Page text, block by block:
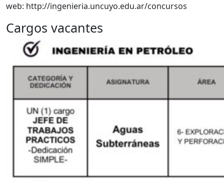
web: http://ingenieria.uncuyo.edu.ar/concursos
Cargos vacantes